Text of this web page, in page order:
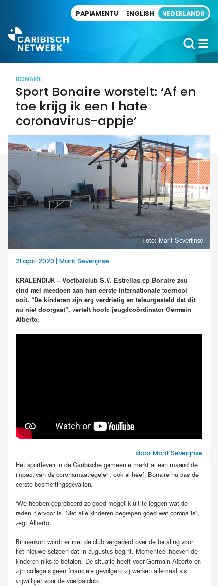
PAPIAMENTU ENGLISH NEDERLANDS
BONAIRE
Sport Bonaire worstelt: ‘Af en
toe krijg ik een I hate
coronavirus-appje’
Foto: Marit Severijnse
21 april 2020 | Marit Severijnse
KRALENDIJK – Voetbalclub S.V. Estrellas op Bonaire zou
eind mei meedoen aan hun eerste internationale toernooi
ooit. “De kinderen zijn erg verdrietig en teleurgesteld dat dit
nu niet doorgaat”, vertelt hoofd jeugdcoördinator Germain
Alberto.
door Marit Severijnse
Het sportleven in de Caribische gemeente merkt al een maand de
impact van de coronamaatregelen, ook al heeft Bonaire nu pas de
eerste besmettingsgevallen.
“We hebben geprobeerd zo goed mogelijk uit te leggen wat de
reden hiervoor is. Niet alle kinderen begrepen goed wat corona is”,
zegt Alberto.
Binnenkort wordt er met de club vergaderd over de betaling voor
het nieuwe seizoen dat in augustus begint. Momenteel hoeven de
kinderen niks te betalen. De situatie heeft voor Germain Alberto en
zijn collega’s geen financiële gevolgen; zij werken allemaal als
vrijwilliger voor de voetbalclub.